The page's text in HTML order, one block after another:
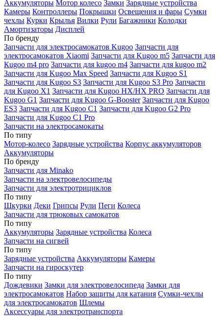
Аккумуляторы Мотор колесо Замки Зарядные устройства
Камеры Контроллеры Покрышки Освещения и фары Сумки
чехлы Курки Крылья Вилки Рули Багажники Колодки
Амортизаторы Дисплей
По бренду
Запчасти для электросамокатов Kugoo Запчасти для
электросамокатов Xiaomi Запчасти для Kugoo m5 Запчасти для
Кugoo m4 pro Запчасти для kugoo m4 Запчасти для kugoo m2
Запчасти для Kugoo Max Speed Запчасти для Kugoo S1
Запчасти для Kugoo S3 Запчасти для Kugoo S3 Pro Запчасти
для Kugoo X1 Запчасти для Kugoo HX/HX PRO Запчасти для
Kugoo G1 Запчасти для Kugoo G-Booster Запчасти для Kugoo
ES3 Запчасти для Kugoo C1 Запчасти для Kugoo G2 Pro
Запчасти для Kugoo C1 Pro
Запчасти на электросамокаты
По типу
Мотор-колесо Зарядные устройства Корпус аккумуляторов
Аккумуляторы
По бренду
Запчасти для Minako
Запчасти на электровелосипеды
Запчасти для электротрициклов
По типу
Шкурки Деки Грипсы Рули Пеги Колеса
Запчасти для трюковых самокатов
По типу
Аккумуляторы Зарядные устройства Колеса
Запчасти на сигвей
По типу
Зарядные устройства Аккумуляторы Камеры
Запчасти на гироскутер
По типу
Дождевики Замки для электровелосипеда Замки для
электросамокатов Набор защиты для катания Сумки-чехлы
для электросамокатов Шлемы
Аксессуары для электротранспорта